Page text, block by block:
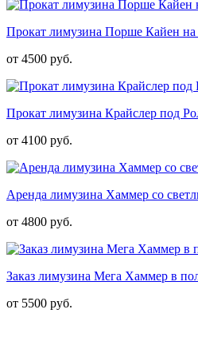
Прокат лимузина Порше Кайен на
от 4500 руб.
Прокат лимузина Крайслер под
от 4100 руб.
Аренда лимузина Хаммер со
от 4800 руб.
Заказ лимузина Мега Хаммер в
от 5500 руб.